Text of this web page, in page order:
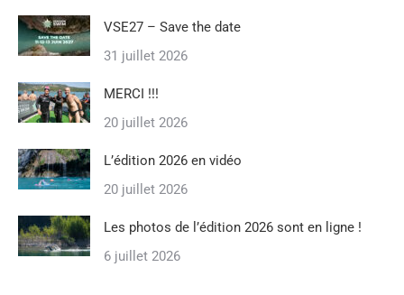
VSE27 – Save the date
31 juillet 2026
MERCI !!!
20 juillet 2026
L’édition 2026 en vidéo
20 juillet 2026
Les photos de l’édition 2026 sont en ligne !
6 juillet 2026